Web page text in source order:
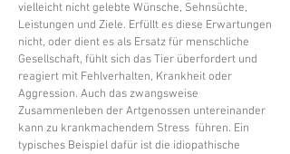
vielleicht nicht gelebte Wünsche, Sehnsüchte,
Leistungen und Ziele. Erfüllt es diese Erwartungen
nicht, oder dient es als Ersatz für menschliche
Gesellschaft, fühlt sich das Tier überfordert und
reagiert mit Fehlverhalten, Krankheit oder
Aggression. Auch das zwangsweise
Zusammenleben der Artgenossen untereinander
kann zu krankmachendem Stress führen. Ein
typisches Beispiel dafür ist die idiopathische